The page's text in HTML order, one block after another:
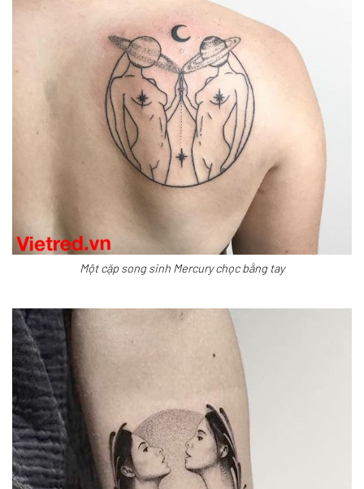
Một cặp song sinh Mercury chọc bằng tay